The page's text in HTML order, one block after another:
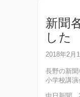
新聞
した
2018年2月
長野の新
小学校講演